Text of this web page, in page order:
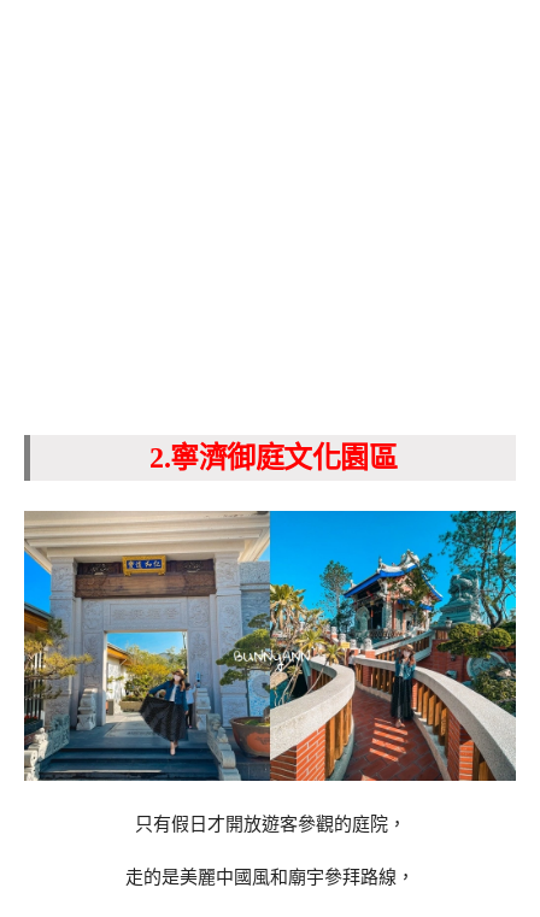
2.寧濟御庭文化園區
只有假日才開放遊客參觀的庭院，
走的是美麗中國風和廟宇參拜路線，